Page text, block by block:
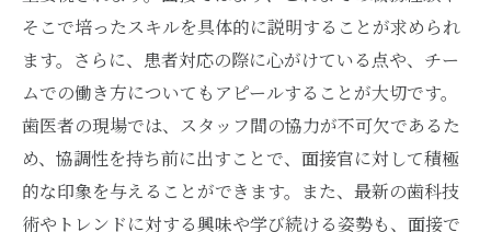
そこで培ったスキルを具体的に説明することが求められ
ます。さらに、患者対応の際に心がけている点や、チー
ムでの働き方についてもアピールすることが大切です。
歯医者の現場では、スタッフ間の協力が不可欠であるた
め、協調性を持ち前に出すことで、面接官に対して積極
的な印象を与えることができます。また、最新の歯科技
術やトレンドに対する興味や学び続ける姿勢も、面接で